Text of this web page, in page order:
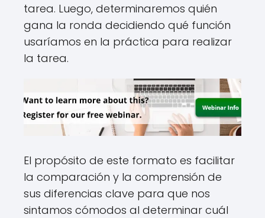
tarea. Luego, determinaremos quién
gana la ronda decidiendo qué función
usaríamos en la práctica para realizar
la tarea.
El propósito de este formato es facilitar
la comparación y la comprensión de
sus diferencias clave para que nos
sintamos cómodos al determinar cuál